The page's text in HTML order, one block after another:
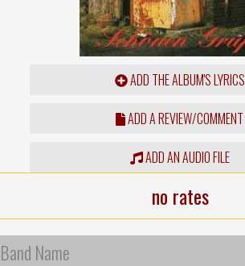
ADD THE ALBUM'S LYRICS
ADD A REVIEW/COMMENT
ADD AN AUDIO FILE
no rates
Band Name